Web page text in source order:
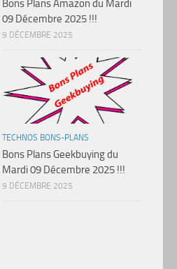
Bons Plans Amazon du Mardi
09 Décembre 2025 !!!
9 DÉCEMBRE 2025
TECHNOS BONS-PLANS
Bons Plans Geekbuying du
Mardi 09 Décembre 2025 !!!
9 DÉCEMBRE 2025